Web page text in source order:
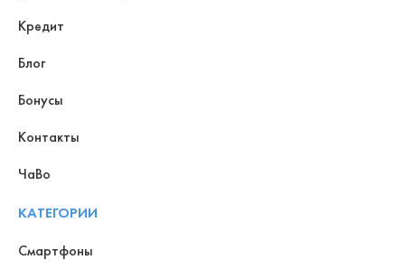
Кредит
Блог
Бонусы
Контакты
ЧаВо
КАТЕГОРИИ
Смартфоны